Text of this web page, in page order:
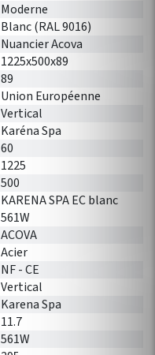
Moderne
Blanc (RAL 9016)
Nuancier Acova
1225x500x89
89
Union Européenne
Vertical
Karéna Spa
60
1225
500
KARENA SPA EC blanc
561W
ACOVA
Acier
NF - CE
Vertical
Karena Spa
11.7
561W